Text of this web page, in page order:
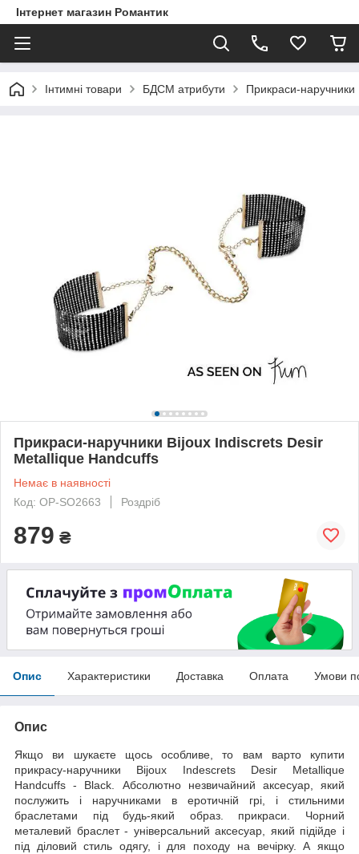
Інтернет магазин Романтик
Інтимні товари БДСМ атрибути Прикраси-
Прикраси-наручники Bijoux Indiscrets Desir
Metallique Handcuffs
Немає в наявності
Код: OP-SO2663
Роздріб
879 ₴
Опис Характеристики Доставка Оплата Умови
Опис
Якщо ви шукаєте щось особливе, то вам варто купити
прикрасу-наручники Bijoux Indescrets Desir Metallique
Handcuffs - Black. Абсолютно незвичайний аксесуар, який
послужить і наручниками в еротичній грі, і стильними
браслетами під будь-який образ. прикраси. Чорний
металевий браслет - універсальний аксесуар, який підійде і
під діловий стиль одягу, і для походу на вечірку. А якщо